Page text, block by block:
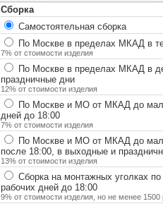
Сборка
Самостоятельная сборка
По Москве в пределах МКАД в
7% от стоимости изделия
По Москве в пределах МКАД в
праздничные дни
12% от стоимости изделия
По Москве и МО от МКАД до
дней до 18:00
7% от стоимости изделия
По Москве и МО от МКАД до
после 18:00, в выходные и
13% от стоимости изделия
Сборка на монтажных уголках
рабочих дней до 18:00
9% от стоимости изделия, но не менее 1500